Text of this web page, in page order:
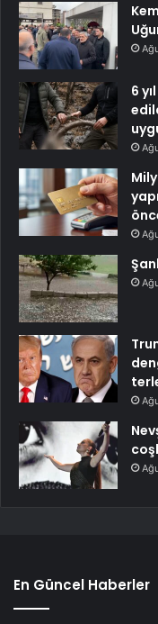
6
En Güncel Haberler